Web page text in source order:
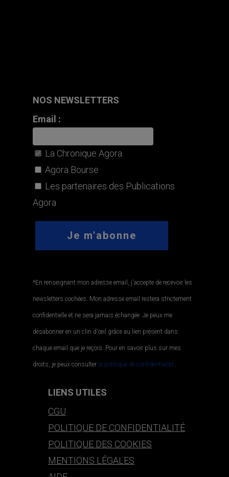
NOS NEWSLETTERS
Email :
La Chronique Agora
Agora Bourse
Les partenaires des Publications
Agora
*En renseignant mon adresse email, j'accepte de recevoir les
newsletters cochées. Mon adresse email restera strictement
confidentielle et ne sera jamais échangée. Je peux me
désabonner en un clin d'œil grâce au lien présent dans
chaque email que je reçois. Pour en savoir plus sur mes
droits, je peux consulter la politique de confidentialité..
LIENS UTILES
CGU
POLITIQUE DE CONFIDENTIALITÉ
POLITIQUE DES COOKIES
MENTIONS LÉGALES